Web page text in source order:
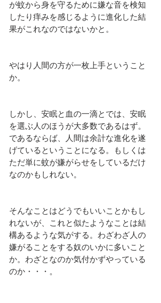
が蚊から身を守るために嫌な音を検知
したり痒みを感じるように進化した結
果がこれなのではないかと。
やはり人間の方が一枚上手ということ
か。
しかし、安眠と血の一滴とでは、安眠
を選ぶ人のほうが大多数であるはず。
であるならば、人間は余計な進化を遂
げているということになる。もしくは
ただ単に蚊が嫌がらせをしているだけ
なのかもしれない。
そんなことはどうでもいいことかもし
れないが、これと似たようなことは結
構あるような気がする。わざわざ人の
嫌がることをする奴のいかに多いこと
か。わざとなのか気付かずやっている
のか・・・。